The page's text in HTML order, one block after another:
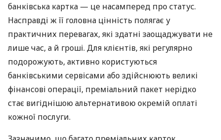
банківська картка — це насамперед про статус.
Насправді ж її головна цінність полягає у
практичних перевагах, які здатні заощаджувати не
лише час, а й гроші. Для клієнтів, які регулярно
подорожують, активно користуються
банківськими сервісами або здійснюють великі
фінансові операції, преміальний пакет нерідко
стає вигіднішою альтернативою окремій оплаті
кожної послуги.